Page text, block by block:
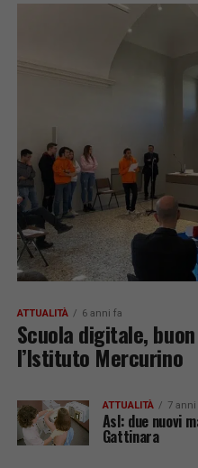
ATTUALITÀ 6 anni fa
Scuola digitale,
l’Istituto Mercurino
ATTUALITÀ 7 anni
Asl: due nuovi
Gattinara